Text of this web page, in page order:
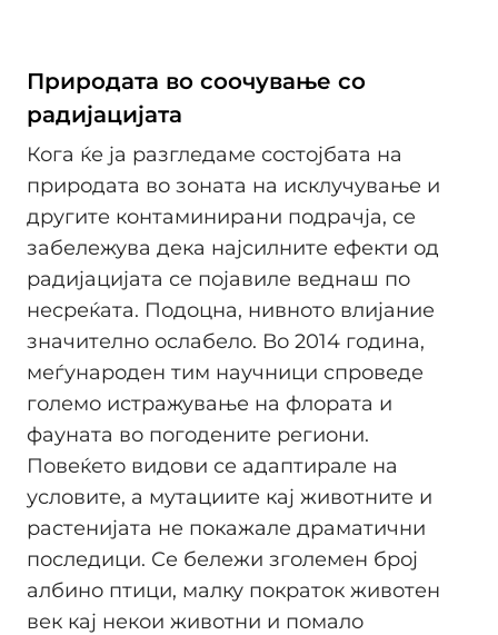
Природата во соочување со
радијацијата
Кога ќе ја разгледаме состојбата на
природата во зоната на исклучување и
другите контаминирани подрачја, се
забележува дека најсилните ефекти од
радијацијата се појавиле веднаш по
несреќата. Подоцна, нивното влијание
значително ослабело. Во 2014 година,
меѓународен тим научници спроведе
големо истражување на флората и
фауната во погодените региони.
Повеќето видови се адаптирале на
условите, а мутациите кај животните и
растенијата не покажале драматични
последици. Се бележи зголемен број
албино птици, малку пократок животен
век кај некои животни и помало